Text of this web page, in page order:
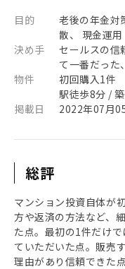
目的
老後の年金対
散、 現金運用
決め手
セールスの信
て一番だった
物件
初回購入1件
駅徒歩8分 /
掲載日
2022年07月
総評
マンション投資自体が
方や返済の方法など、
た点。最初の1件だけ
ていただいた点。販売
理由があり信頼できた